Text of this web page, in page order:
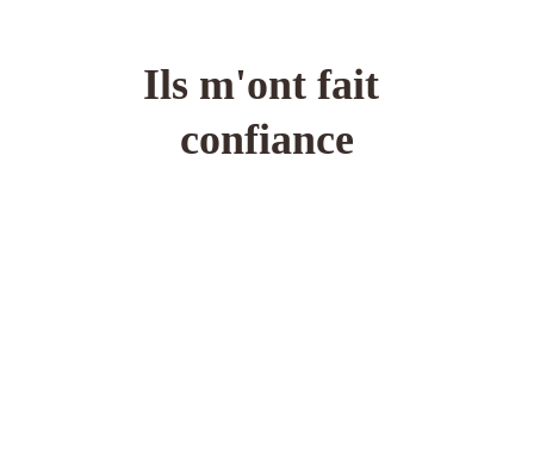
Ils m'ont fait
confiance